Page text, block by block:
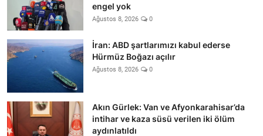
engel yok
Ağustos 8, 2026 0
İran: ABD şartlarımızı kabul ederse
Hürmüz Boğazı açılır
Ağustos 8, 2026 0
Akın Gürlek: Van ve Afyonkarahisar’da
intihar ve kaza süsü verilen iki ölüm
aydınlatıldı